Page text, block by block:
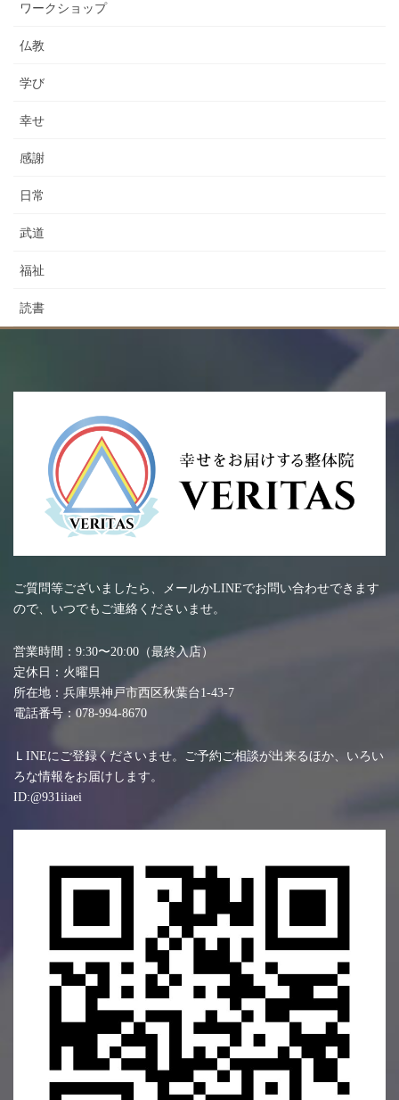
ワークショップ
仏教
学び
幸せ
感謝
日常
武道
福祉
読書
ご質問等ございましたら、メールかLINEでお問い合わせできます
ので、いつでもご連絡くださいませ。
営業時間：9:30〜20:00（最終入店）
定休日：火曜日
所在地：兵庫県神戸市西区秋葉台1-43-7
電話番号：078-994-8670
ＬINEにご登録くださいませ。ご予約ご相談が出来るほか、いろい
ろな情報をお届けします。
ID:@931iiaei